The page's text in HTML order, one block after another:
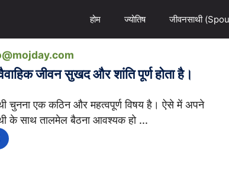
होम ज्योतिष जीवनसाथी
जीवन सुखद और शांति पूर्ण होता है।
चुनना एक कठिन और महत्वपूर्ण विषय है। ऐसे में अपने
के साथ तालमेल बैठना आवश्यक हो ...